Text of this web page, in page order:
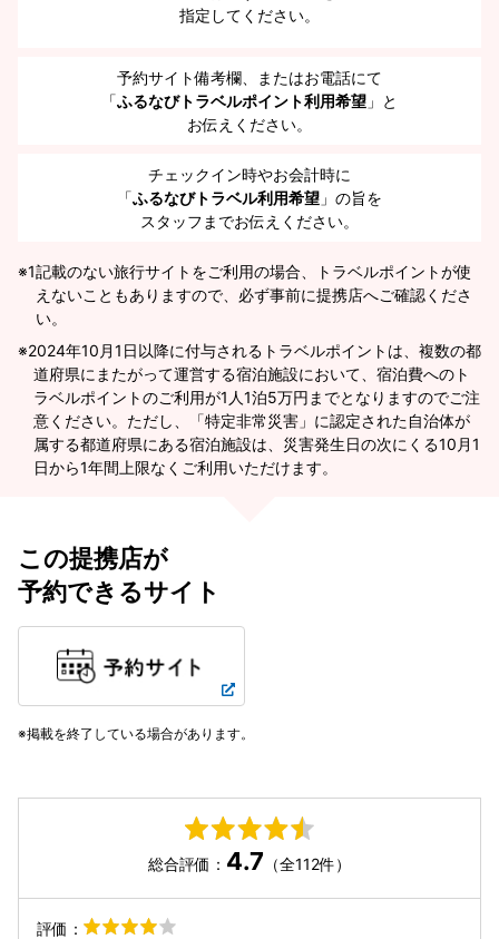
指定してください。
予約サイト備考欄、またはお電話にて
「ふるなびトラベルポイント利用希望 」と
お伝えください。
チェックイン時やお会計時に
「ふるなびトラベル利用希望 」の旨を
スタッフまでお伝えください。
※1記載のない旅行サイトをご利用の場合、トラベルポイントが使
えないこともありますので、必ず事前に提携店へご確認くださ
い。
2024年10月1日以降に付与されるトラベルポイントは、複数の都
道府県にまたがって運営する宿泊施設において、宿泊費へのト
ラベルポイントのご利用が1人1泊5万円までとなりますのでご注
意ください。ただし、「特定非常災害」に認定された自治体が
属する都道府県にある宿泊施設は、災害発生日の次にくる10月1
日から1年間上限なくご利用いただけます。
この提携店が
予約できるサイト
掲載を終了している場合があります。
総合評価： 4.7 （全112件）
評価：